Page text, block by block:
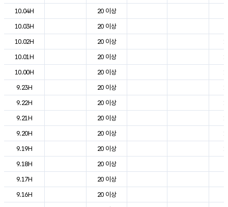
10.04H
20 이상
10.03H
20 이상
10.02H
20 이상
10.01H
20 이상
10.00H
20 이상
9.23H
20 이상
9.22H
20 이상
9.21H
20 이상
9.20H
20 이상
9.19H
20 이상
9.18H
20 이상
9.17H
20 이상
9.16H
20 이상